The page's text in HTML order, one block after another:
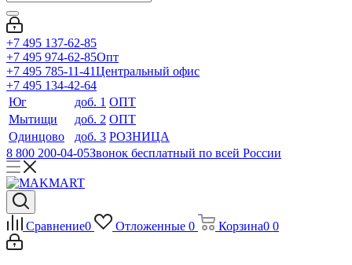
+7 495 137-62-85
+7 495 974-62-85Опт
+7 495 785-11-41Центральный офис
+7 495 134-42-64
Юг
доб. 1 ОПТ
Мытищи
доб. 2 ОПТ
Одинцово
доб. 3 РОЗНИЦА
8 800 200-04-05Звонок бесплатный по всей России
Сравнение0 Отложенные 0 Корзина0 0